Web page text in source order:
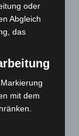
schnell
beim
sucht
oder
Abgleich
das
mit dem